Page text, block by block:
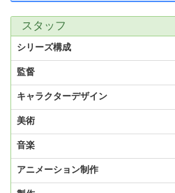
スタッフ
シリーズ構成
監督
キャラクターデザイン
美術
音楽
アニメーション制作